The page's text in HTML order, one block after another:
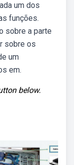
um dos
funções.
sobre a parte
sobre os
um
em.
below.